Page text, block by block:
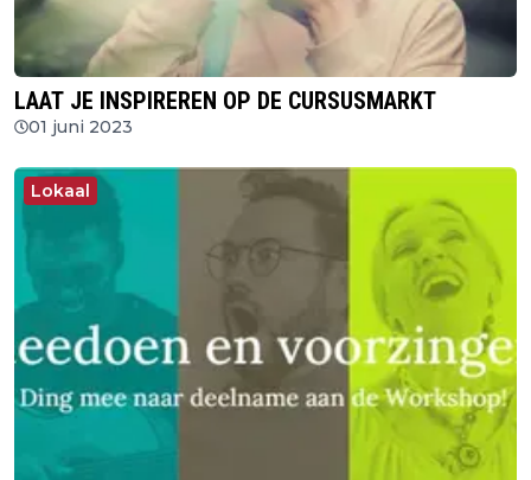
LAAT JE INSPIREREN OP DE CURSUSMARKT
01 juni 2023
Lokaal